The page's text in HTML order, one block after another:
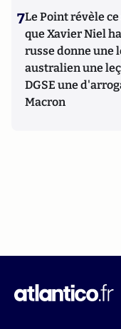
7Le Point révèle
que Xavier Niel
russe donne une
australien une
DGSE une
Macron